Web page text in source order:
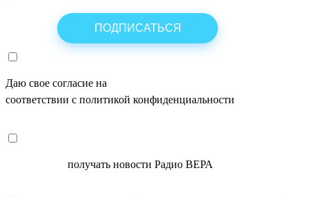
Даю свое согласие на
соответствии с политикой конфиденциальности
получать новости Радио ВЕРА